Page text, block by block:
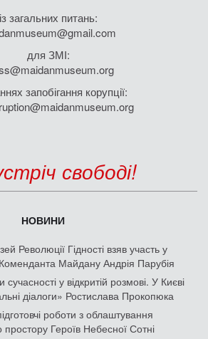
із загальних питань:
для ЗМІ:
запобігання корупції:
свободі!
НОВИНИ
Революції Гідності взяв участь у
Майдану Андрія Парубія
у відкритій розмові. У Києві
діалоги» Ростислава Прокопюка
роботи з облаштування
Героїв Небесної Сотні